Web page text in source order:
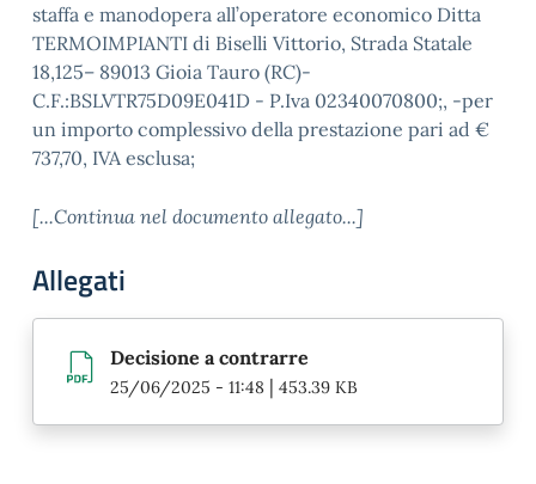
staffa e manodopera all’operatore economico Ditta
TERMOIMPIANTI di Biselli Vittorio, Strada Statale
18,125– 89013 Gioia Tauro (RC)-
C.F.:BSLVTR75D09E041D - P.Iva 02340070800;, -per
un importo complessivo della prestazione pari ad €
737,70, IVA esclusa;
[...Continua nel documento allegato...]
Allegati
Decisione a contrarre
25/06/2025 - 11:48 | 453.39 KB